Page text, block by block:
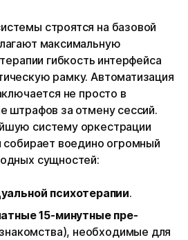
строятся на базовой
максимальную
гибкость интерфейса
рамку. Автоматизация
не просто в
штрафов за отмену сессий.
систему оркестрации
собирает воедино огромный
сущностей:
психотерапии.
15-минутные пре-
необходимые для